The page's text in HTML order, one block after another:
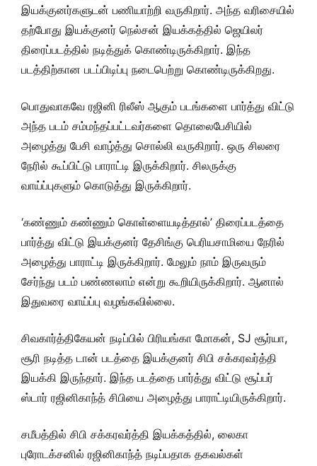
இயக்குனர்களுடன் பணியாற்றி வருகிறார். அந்த வரிசையில்
தற்போது இயக்குனர் நெல்சன் இயக்கத்தில் ஜெயிலர்
திரைப்படத்தில் நடித்துக் கொண்டிருக்கிறார். இந்த
படத்திற்கான படப்பிடிப்பு நடைபெற்று கொண்டிருக்கிறது.
பொதுவாகவே ரஜினி ரிலீஸ் ஆகும் படங்களை பார்த்து விட்டு
அந்த படம் சம்மந்தப்பட்டவர்களை தொலைபேசியில்
அழைத்து பேசி வாழ்த்து சொல்லி வருகிறார். ஒரு சிலரை
நேரில் கூப்பிட்டு பாராட்டி இருக்கிறார். சிலருக்கு
வாய்ப்புகளும் கொடுத்து இருக்கிறார்.
‘கண்ணும் கண்ணும் கொள்ளையடித்தால்’ திரைப்படத்தை
பார்த்து விட்டு இயக்குனர் தேசிங்கு பெரியசாமியை நேரில்
அழைத்து பாராட்டி இருக்கிறார். மேலும் நாம் இருவரும்
சேர்ந்து படம் பண்ணலாம் என்று கூறியிருக்கிறார். ஆனால்
இதுவரை வாய்ப்பு வழங்கவில்லை.
சிவகார்த்திகேயன் நடிப்பில் பிரியங்கா மோகன், SJ சூர்யா,
சூரி நடித்த டான் படத்தை இயக்குனர் சிபி சக்கரவர்த்தி
இயக்கி இருந்தார். இந்த படத்தை பார்த்து விட்டு சூப்பர்
ஸ்டார் ரஜினிகாந்த் சிபியை அழைத்து பாராட்டியிருக்கிறார்.
சமீபத்தில் சிபி சக்கரவர்த்தி இயக்கத்தில், லைகா
புரோடக்சனில் ரஜினிகாந்த் நடிப்பதாக தகவல்கள்